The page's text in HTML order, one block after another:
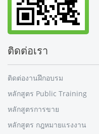
ติดต่อเรา
ติดต่องานฝึกอบรม
หลักสูตร Public Training
หลักสูตรการขาย
หลักสูตร กฎหมายแรงงาน